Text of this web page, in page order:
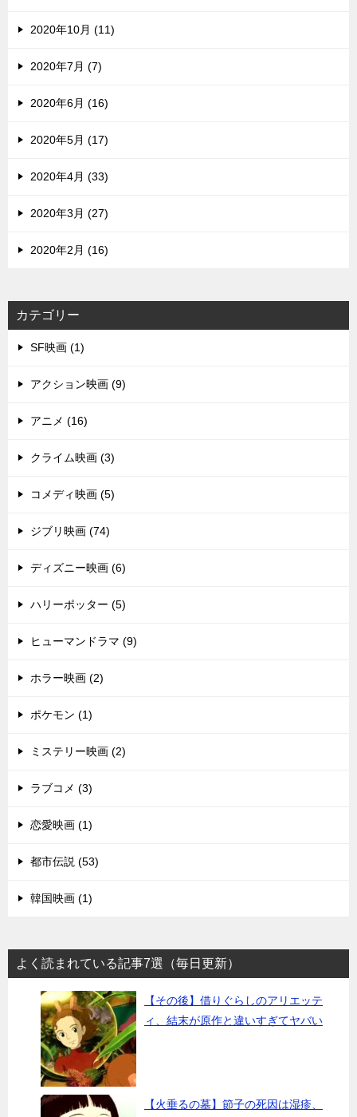
2020年10月 (11)
2020年7月 (7)
2020年6月 (16)
2020年5月 (17)
2020年4月 (33)
2020年3月 (27)
2020年2月 (16)
カテゴリー
SF映画 (1)
アクション映画 (9)
アニメ (16)
クライム映画 (3)
コメディ映画 (5)
ジブリ映画 (74)
ディズニー映画 (6)
ハリーポッター (5)
ヒューマンドラマ (9)
ホラー映画 (2)
ポケモン (1)
ミステリー映画 (2)
ラブコメ (3)
恋愛映画 (1)
都市伝説 (53)
韓国映画 (1)
よく読まれている記事7選（毎日更新）
【その後】借りぐらしのアリエッテ
ィ、結末が原作と違いすぎてヤバい
【火垂るの墓】節子の死因は湿疹、